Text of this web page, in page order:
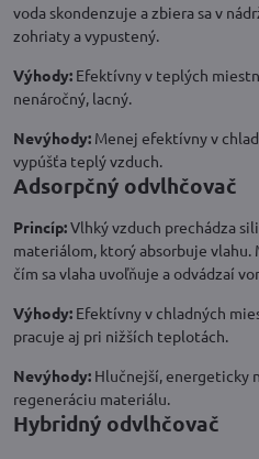
voda skondenzuje a zbiera sa v
zohriaty a vypustený.
Výhody: Efektívny v teplých
nenáročný, lacný.
Nevýhody: Menej efektívny v
vypúšťa teplý vzduch.
Adsorpčný odvlhčovač
Princíp:Vlhký vzduch prechádza
materiálom, ktorý absorbuje
čím sa vlaha uvoľňuje a odvádzaí
Výhody: Efektívny v chladných
pracuje aj pri nižších teplotách.
Nevýhody: Hlučnejší, energeticky
regeneráciu materiálu.
Hybridný odvlhčovač